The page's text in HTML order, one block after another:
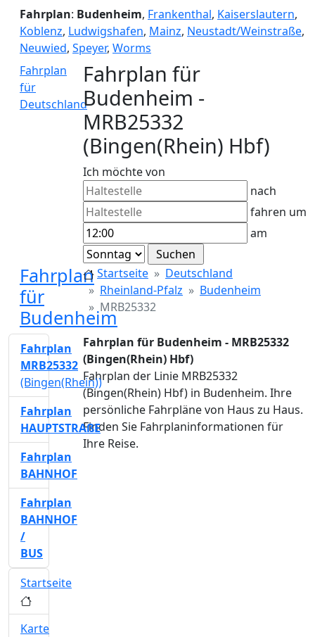
Fahrplan: Budenheim, Frankenthal, Kaiserslautern,
Koblenz, Ludwigshafen, Mainz, Neustadt/Weinstraße,
Neuwied, Speyer, Worms
Fahrplan
für
Deutschland
Fahrplan für
Budenheim -
MRB25332
(Bingen(Rhein) Hbf)
Ich möchte von
nach
fahren um
am
Fahrplan
für
Budenheim
Startseite
Deutschland
Rheinland-Pfalz
Budenheim
MRB25332
Fahrplan für Budenheim - MRB25332
(Bingen(Rhein) Hbf)
Fahrplan der Linie MRB25332
(Bingen(Rhein) Hbf) in Budenheim. Ihre
persönliche Fahrpläne von Haus zu Haus.
Finden Sie Fahrplaninformationen für
Ihre Reise.
Fahrplan
MRB25332
(Bingen(Rhein))
Fahrplan
HAUPTSTRAßE
Fahrplan
BAHNHOF
Fahrplan
BAHNHOF
/
BUS
Startseite
Karte